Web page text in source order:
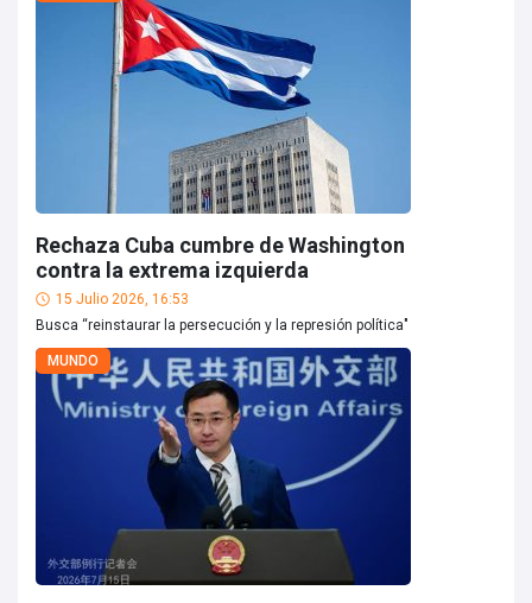
Rechaza Cuba cumbre de Washington
contra la extrema izquierda
15 Julio 2026, 16:53
Busca “reinstaurar la persecución y la represión política"
MUNDO